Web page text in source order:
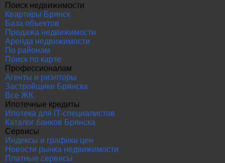
Поиск недвижимости
Квартиры Брянск
База объектов
Продажа недвижимости
Аренда недвижимости
По районам
Поиск по карте
Профессионалам
Агенты и риэлторы
Застройщики Брянска
Все ЖК
Ипотечные кредиты
Ипотека для IT-специалистов
Каталог банков Брянска
Сервисы
Индексы и графики цен
Новости рынка недвижимости
Платные сервисы